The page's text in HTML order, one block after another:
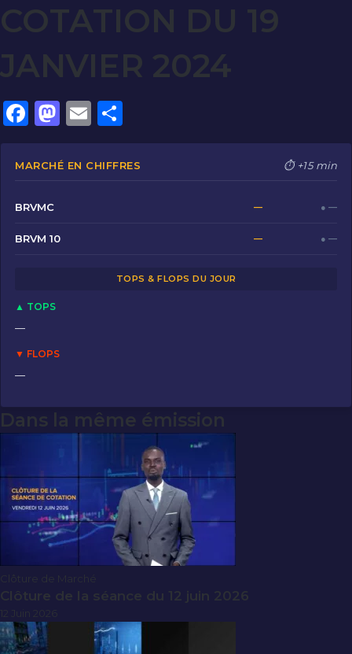
COTATION DU 19
JANVIER 2024
F
a
c
b
o
o
M
a
st
o
n
E
m
ai
ar
ta
MARCHÉ EN CHIFFRES ⏱ +15 min
BRVMC — ● —
BRVM 10 — ● —
TOPS & FLOPS DU JOUR
▲ TOPS
—
▼ FLOPS
—
Dans la même émission
Clôture de la séance du 12 juin 2026